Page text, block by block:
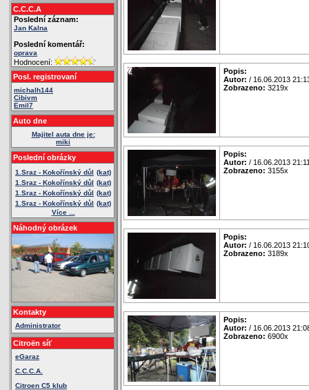
C.C.C.A
Poslední záznam:
Jan Kalna
Poslední komentář:
oprava
Hodnocení:
Posl. registrovaní
michalh144
Cibivm
Emil7
Auto dne
Majitel auta dne je:
miki
Poslední obrázky
1.Sraz - Kokořínský důl (kat)
1.Sraz - Kokořínský důl (kat)
1.Sraz - Kokořínský důl (kat)
1.Sraz - Kokořínský důl (kat)
Více ...
Náhodný obrázek
Kontakty
Administrator
Citroën síť
eGaraz
C.C.C.A.
Citroen C5 klub
Popis:
Autor: / 16.06.2013
Zobrazeno: 3219x
Popis:
Autor: / 16.06.2013
Zobrazeno: 3155x
Popis:
Autor: / 16.06.2013
Zobrazeno: 3189x
Popis:
Autor: / 16.06.2013
Zobrazeno: 6900x